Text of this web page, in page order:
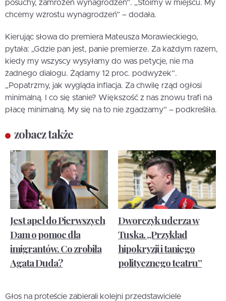
posuchy, zamrożeń wynagrodzeń”. „Stoimy w miejscu. My
chcemy wzrostu wynagrodzeń” – dodała.
Kierując słowa do premiera Mateusza Morawieckiego,
pytała: „Gdzie pan jest, panie premierze. Za każdym razem,
kiedy my wszyscy wysyłamy do was petycje, nie ma
żadnego dialogu. Żądamy 12 proc. podwyżek”.
„Popatrzmy, jak wygląda inflacja. Za chwilę rząd ogłosi
minimalną. I co się stanie? Większość z nas znowu trafi na
płacę minimalną. My się na to nie zgadzamy” – podkreśliła.
zobacz także
Jest apel do Pierwszych
Dam o pomoc dla
imigrantów. Co zrobiła
Agata Duda?
Dworczyk uderza w
Tuska. „Przykład
hipokryzji i taniego
politycznego teatru”
Głos na proteście zabierali kolejni przedstawiciele